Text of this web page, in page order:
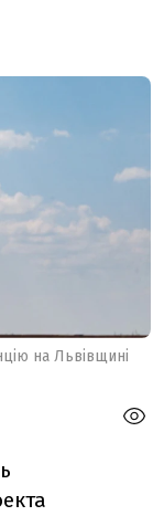
на Львівщині